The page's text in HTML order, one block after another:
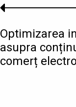
Optimizarea
asupra
comerț